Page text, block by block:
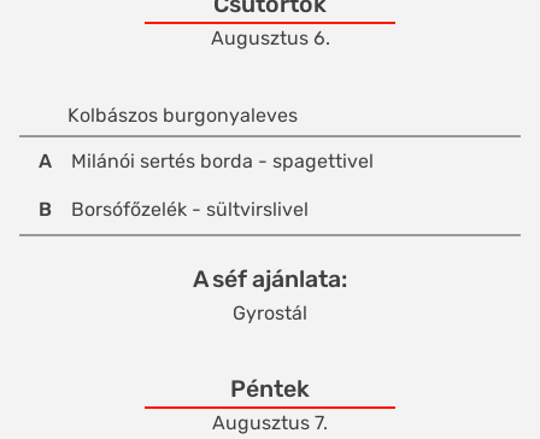
Augusztus 6.
A Milánói sertés borda - spagettivel
B Borsófőzelék - sültvirslivel
Kolbászos burgonyaleves
A séf ajánlata
Gyrostál
Péntek
Augusztus 7.